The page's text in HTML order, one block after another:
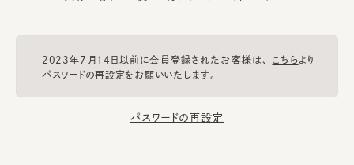
2023年7月14日以前に会員登録されたお客様は、 こちらより
パスワードの再設定をお願いいたします。
パスワードの再設定